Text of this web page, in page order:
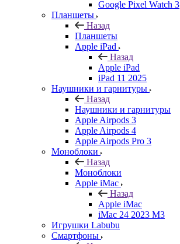
Google Pixel Watch 3
Планшеты
Назад
Планшеты
Apple iPad
Назад
Apple iPad
iPad 11 2025
Наушники и гарнитуры
Назад
Наушники и гарнитуры
Apple Airpods 3
Apple Airpods 4
Apple Airpods Pro 3
Моноблоки
Назад
Моноблоки
Apple iMac
Назад
Apple iMac
iMac 24 2023 M3
Игрушки Labubu
Смартфоны